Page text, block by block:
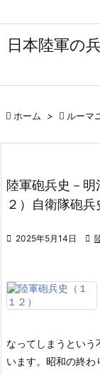
日本陸軍の
 ホーム >  ルーマ
陸軍砲兵史－明
２）自衛隊砲
 2025年5月14日 
なってしまうという
います。 昭和の終わ